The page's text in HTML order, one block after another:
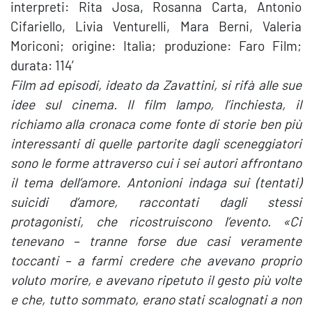
interpreti: Rita Josa, Rosanna Carta, Antonio
Cifariello, Livia Venturelli, Mara Berni, Valeria
Moriconi; origine: Italia; produzione: Faro Film;
durata: 114′
Film ad episodi, ideato da Zavattini, si rifà alle sue
idee sul cinema. Il film lampo, l’inchiesta, il
richiamo alla cronaca come fonte di storie ben più
interessanti di quelle partorite dagli sceneggiatori
sono le forme attraverso cui i sei autori affrontano
il tema dell’amore. Antonioni indaga sui (tentati)
suicidi d’amore, raccontati dagli stessi
protagonisti, che ricostruiscono l’evento. «Ci
tenevano – tranne forse due casi veramente
toccanti – a farmi credere che avevano proprio
voluto morire, e avevano ripetuto il gesto più volte
e che, tutto sommato, erano stati scalognati a non